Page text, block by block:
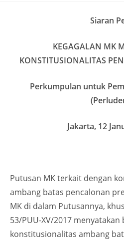
Siaran
KEGAGALAN MK
KONSTITUSIONALITAS
Perkumpulan untuk
Jakarta, 12
Putusan MK terkait dengan
ambang batas pencalonan
MK di dalam Putusannya,
53/PUU-XV/2017 menyatakan
konstitusionalitas ambang